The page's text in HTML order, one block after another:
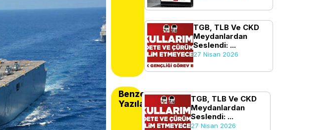
TGB, TLB Ve CKD
Meydanlardan
Seslendi: ...
27 Nisan 2026
Benzer
Yazılar
TGB, TLB Ve CKD
Meydanlardan
Seslendi: ...
27 Nisan 2026